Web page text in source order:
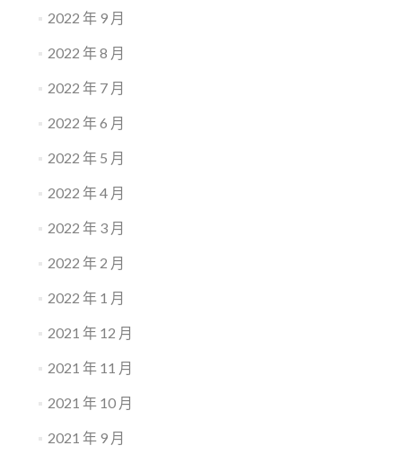
2022 年 9 月
2022 年 8 月
2022 年 7 月
2022 年 6 月
2022 年 5 月
2022 年 4 月
2022 年 3 月
2022 年 2 月
2022 年 1 月
2021 年 12 月
2021 年 11 月
2021 年 10 月
2021 年 9 月